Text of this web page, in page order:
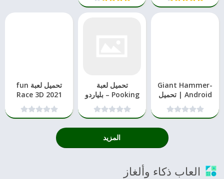
Giant Hammer-
Android | تحميل
تحميل لعبة
Pooking – بلياردو
سيت اخر تحديث
2021
تحميل لعبة fun
Race 3D 2021
للاندرويد و الايفون
المزيد
العاب ذكاء وألغاز